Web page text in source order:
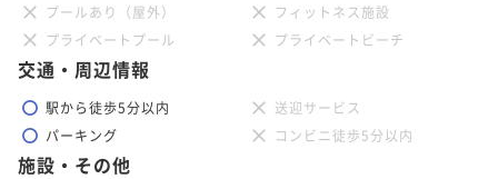
プールあり（屋外）
フィットネス施設
プライベートプール
プライベートビーチ
交通・周辺情報
駅から徒歩5分以内
送迎サービス
パーキング
コンビニ徒歩5分以内
施設・その他